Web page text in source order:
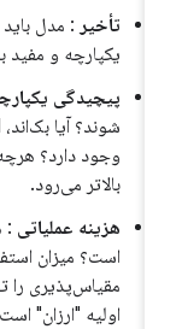
تأخیر: مدل باید
یکپارچه و مفید به
پیچیدگی
وجود دارد؟ هرچه
بالاتر می‌رود.
هزینه عملیاتی: هر
است؟ میزان استفاده
مقیاس‌پذیری را
اولیه "ارزان" است،